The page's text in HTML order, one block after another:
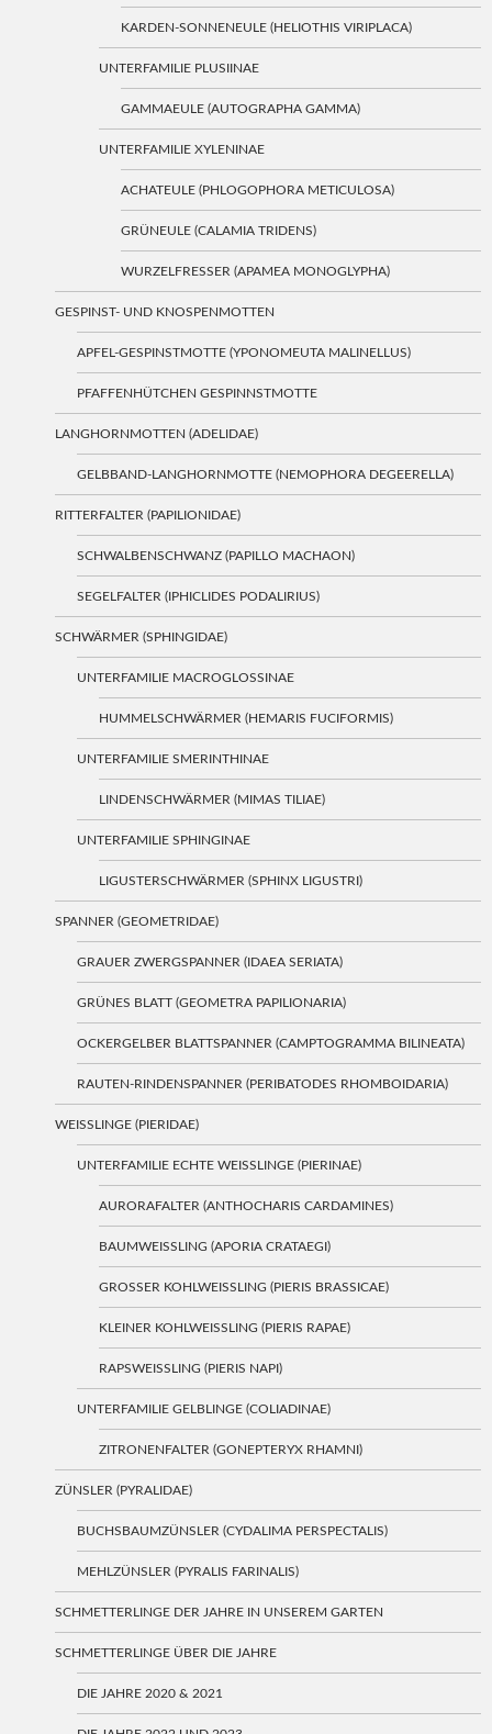
KARDEN-SONNENEULE (HELIOTHIS VIRIPLACA)
UNTERFAMILIE PLUSIINAE
GAMMAEULE (AUTOGRAPHA GAMMA)
UNTERFAMILIE XYLENINAE
ACHATEULE (PHLOGOPHORA METICULOSA)
GRÜNEULE (CALAMIA TRIDENS)
WURZELFRESSER (APAMEA MONOGLYPHA)
GESPINST- UND KNOSPENMOTTEN
APFEL-GESPINSTMOTTE (YPONOMEUTA MALINELLUS)
PFAFFENHÜTCHEN GESPINNSTMOTTE
LANGHORNMOTTEN (ADELIDAE)
GELBBAND-LANGHORNMOTTE (NEMOPHORA DEGEERELLA)
RITTERFALTER (PAPILIONIDAE)
SCHWALBENSCHWANZ (PAPILLO MACHAON)
SEGELFALTER (IPHICLIDES PODALIRIUS)
SCHWÄRMER (SPHINGIDAE)
UNTERFAMILIE MACROGLOSSINAE
HUMMELSCHWÄRMER (HEMARIS FUCIFORMIS)
UNTERFAMILIE SMERINTHINAE
LINDENSCHWÄRMER (MIMAS TILIAE)
UNTERFAMILIE SPHINGINAE
LIGUSTERSCHWÄRMER (SPHINX LIGUSTRI)
SPANNER (GEOMETRIDAE)
GRAUER ZWERGSPANNER (IDAEA SERIATA)
GRÜNES BLATT (GEOMETRA PAPILIONARIA)
OCKERGELBER BLATTSPANNER (CAMPTOGRAMMA BILINEATA)
RAUTEN-RINDENSPANNER (PERIBATODES RHOMBOIDARIA)
WEISSLINGE (PIERIDAE)
UNTERFAMILIE ECHTE WEISSLINGE (PIERINAE)
AURORAFALTER (ANTHOCHARIS CARDAMINES)
BAUMWEISSLING (APORIA CRATAEGI)
GROSSER KOHLWEISSLING (PIERIS BRASSICAE)
KLEINER KOHLWEISSLING (PIERIS RAPAE)
RAPSWEISSLING (PIERIS NAPI)
UNTERFAMILIE GELBLINGE (COLIADINAE)
ZITRONENFALTER (GONEPTERYX RHAMNI)
ZÜNSLER (PYRALIDAE)
BUCHSBAUMZÜNSLER (CYDALIMA PERSPECTALIS)
MEHLZÜNSLER (PYRALIS FARINALIS)
SCHMETTERLINGE DER JAHRE IN UNSEREM GARTEN
SCHMETTERLINGE ÜBER DIE JAHRE
DIE JAHRE 2020 & 2021